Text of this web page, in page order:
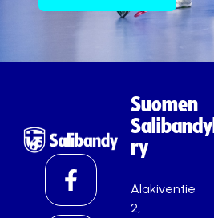
Suomen
ry
Alakiventie
2,